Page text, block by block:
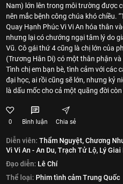
Nam) lớn lên trong môi trường được
nên mắc bệnh công chúa khó chiều.
Quay Hạnh Phúc Vi Vi An hóa thân
nhưng lại có chướng ngại tâm lý do
Vũ. Cô gái thứ 4 cũng là chị lớn của
(Trương Hân Di) có một thân phận
Tình chị em bạn bè, tình cảm với các
đại học, ai rồi cũng sẽ lớn, nhưng kỷ
là dấu mốc cho cả một quãng đời
0 Bình luận Chia sẻ
Diễn viên: Thẩm Nguyệt,Chương
Vi Vi An - An Du,Trạch Tử Lộ, Lý Giai
Đạo diễn: Lê Chí
Thể loại: Phim tình cảm Trung Quốc